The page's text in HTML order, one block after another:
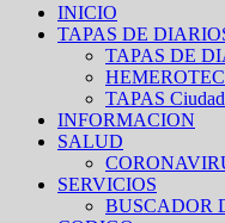
INICIO
TAPAS DE
TAPAS DE
TAPAS
INFORMACION
SALUD
SERVICIOS
BUSCADOR